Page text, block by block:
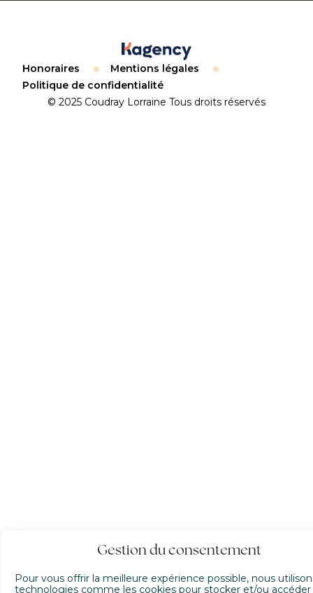
Gestion du consentement
Pour vous offrir la meilleure expérience possible, nous
technologies comme les cookies pour stocker et/ou accéder
© 2025 Coudray Lorraine Tous droits réservés
Honoraires
Mentions légales
Politique de confidentialité